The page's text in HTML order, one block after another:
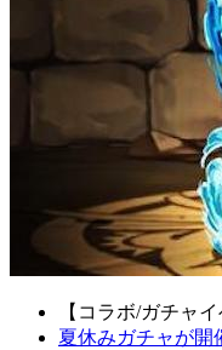
【コラボ/ガチャ
夏休みガチャが開